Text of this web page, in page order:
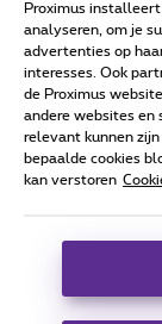
Alle rechten
Algemene
Deze website is
Koning Albert II-
Proximus
analyseren, om je
advertenties op
interesses. Ook
de Proximus
andere websites en
relevant kunnen
bepaalde cookies
kan verstoren